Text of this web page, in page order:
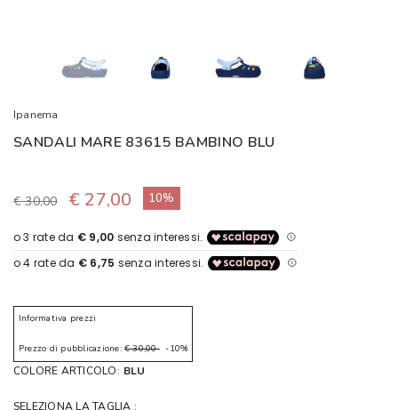
Ipanema
SANDALI MARE 83615 BAMBINO BLU
€ 30,00 € 27,00 10%
Informativa prezzi
Prezzo di pubblicazione: € 30,00-10%
COLORE ARTICOLO: BLU
SELEZIONA LA TAGLIA :